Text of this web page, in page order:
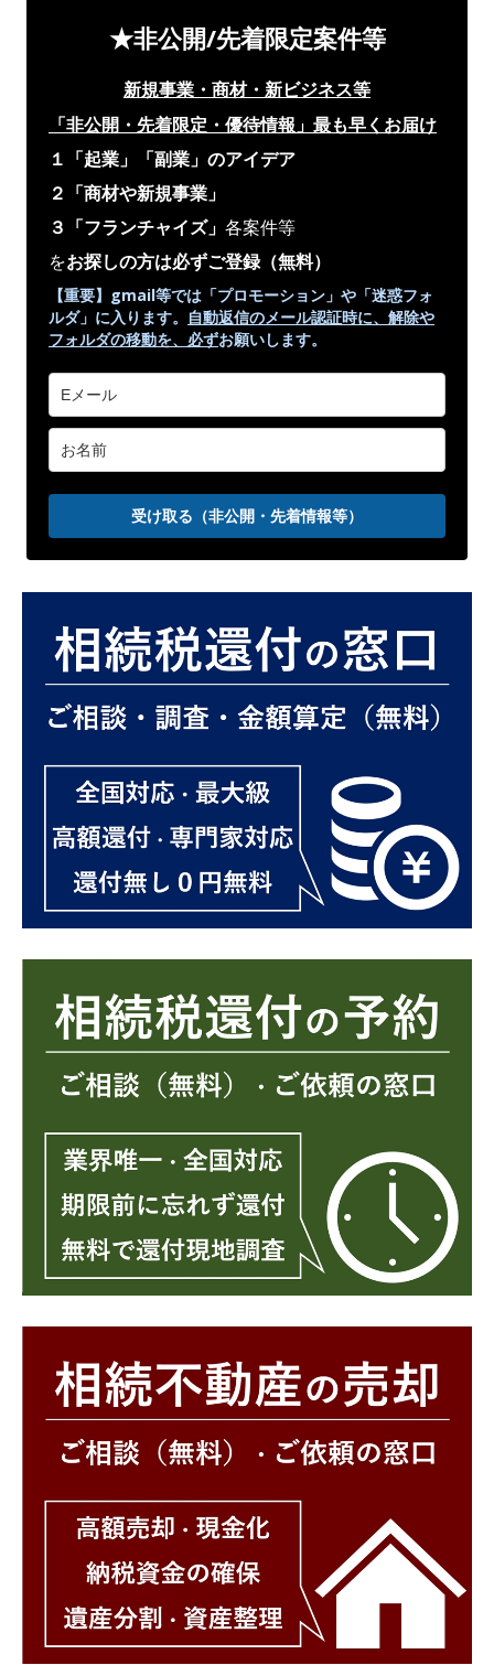
★非公開/先着限定案件等
新規事業・商材・新ビジネス等
「非公開・先着限定・優待情報」 最も早くお届け
１「起業」「副業」のアイデア
２「商材や新規事業」
３「フランチャイズ」 各案件等
をお探しの方は必ずご登録（無料）
【重要】gmail等では「プロモーション」や 「迷惑フォ
ルダ」 に入ります。 自動返信のメール認証時に、解除や
フォルダの移動を、 必ずお願いします。
受け取る（非公開・先着情報等）